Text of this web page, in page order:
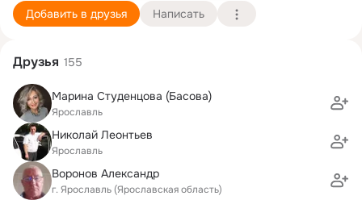
Добавить в друзья Написать
Друзья 155
Марина Студенцова (Басова)
Ярославль
Николай Леонтьев
Ярославль
Воронов Александр
г. Ярославль (Ярославская область)